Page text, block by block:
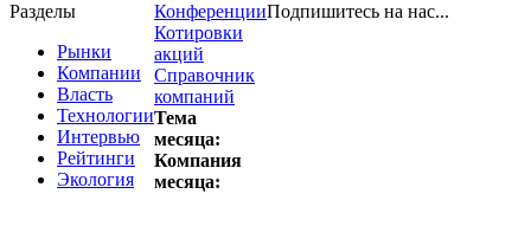
Разделы
Рынки
Компании
Власть
Технологии
Интервью
Рейтинги
Экология
Конференции
Котировки
акций
Справочник
компаний
Тема
месяца:
Компания
месяца:
Подпишитесь на нас...